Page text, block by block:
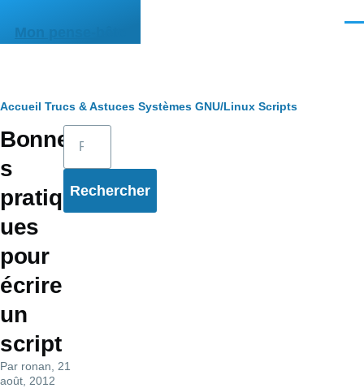
Mon pense-bête
Fil
d'Ariane
Accueil Trucs & Astuces Systèmes GNU/Linux Scripts
Bonne
s
pratiq
ues
pour
écrire
un
script
Par ronan , 21
août, 2012
Rechercher